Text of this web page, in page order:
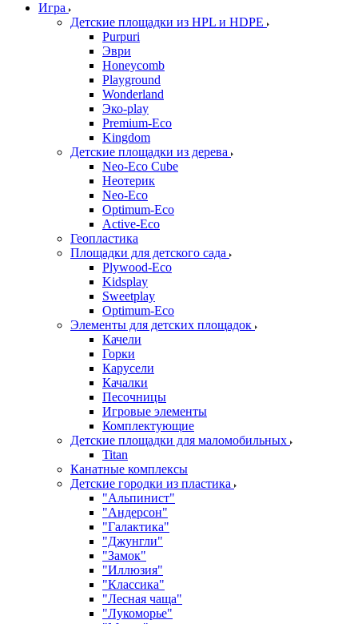
Игра
Детские площадки из HPL и HDPE
Purpuri
Эври
Honeycomb
Playground
Wonderland
Эко-play
Premium-Eco
Kingdom
Детские площадки из дерева
Neo-Eco Cube
Неотерик
Neo-Eco
Оptimum-Еco
Active-Eco
Геопластика
Площадки для детского сада
Plywood-Eco
Kidsplay
Sweetplay
Оptimum-Еco
Элементы для детских площадок
Качели
Горки
Карусели
Качалки
Песочницы
Игровые элементы
Комплектующие
Детские площадки для маломобильных
Titan
Канатные комплексы
Детские городки из пластика
"Альпинист"
"Андерсон"
"Галактика"
"Джунгли"
"Замок"
"Иллюзия"
"Классика"
"Лесная чаща"
"Лукоморье"